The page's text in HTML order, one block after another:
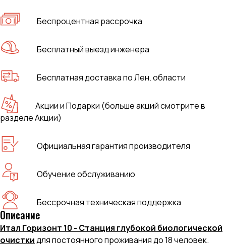
Беспроцентная рассрочка
Бесплатный выезд инженера
Бесплатная доставка по Лен. области
Акции и Подарки (больше акций смотрите в
разделе Акции)
Официальная гарантия производителя
Обучение обслуживанию
Бессрочная техническая поддержка
Описание
Итал Горизонт 10 - Станция глубокой биологической
очисткидля постоянного проживания до 18 человек.